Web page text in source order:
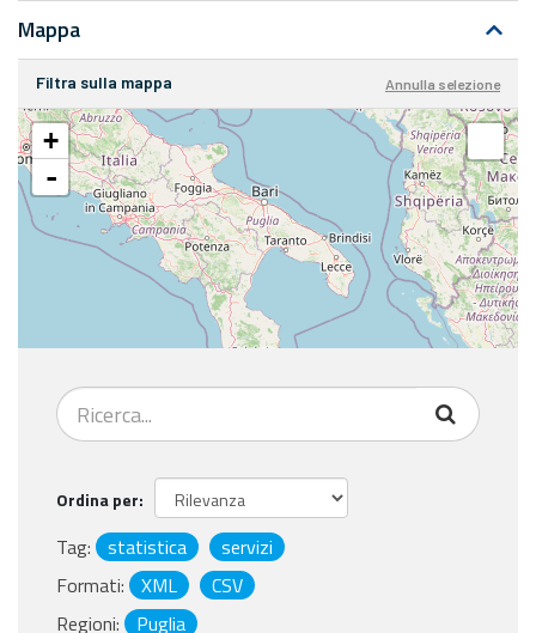
Mappa
Filtra sulla mappa Annulla selezione
+
-
Ordina per
Tag: statistica
servizi
Formati:
XML
CSV
Regioni:
Puglia